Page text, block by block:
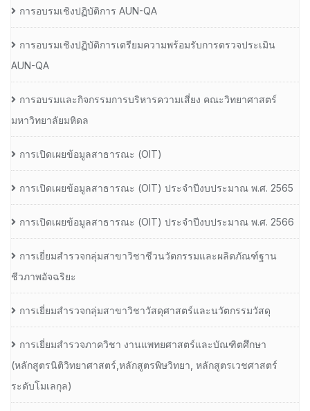
การอบรมเชิงปฏิบัติการ AUN-QA
การอบรมเชิงปฏิบัติการเตรียมความพร้อมรับการตรวจประเมิน
AUN-QA
การอบรมและกิจกรรมการบริหารความเสี่ยง คณะวิทยาศาสตร์
มหาวิทยาลัยมหิดล
การเปิดเผยข้อมูลสาธารณะ (OIT)
การเปิดเผยข้อมูลสาธารณะ (OIT) ประจำปีงบประมาณ พ.ศ. 2565
การเปิดเผยข้อมูลสาธารณะ (OIT) ประจำปีงบประมาณ พ.ศ. 2566
การเยี่ยมสำรวจกลุ่มสาขาวิชาชีวนวัตกรรมและผลิตภัณฑ์ฐาน
ชีวภาพอัจฉริยะ
การเยี่ยมสำรวจกลุ่มสาขาวิชาวัสดุศาสตร์และนวัตกรรมวัสดุ
การเยี่ยมสำรวจภาควิชา งานแพทยศาสตร์และบัณฑิตศึกษา
(หลักสูตรนิติวิทยาศาสตร์,หลักสูตรพิษวิทยา, หลักสูตรเวชศาสตร์
ระดับโมเลกุล)